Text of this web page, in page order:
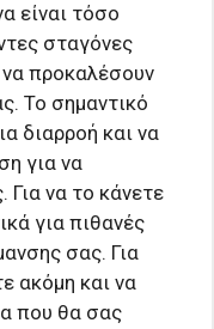
είναι τόσο
σταγόνες
προκαλέσουν
Το σημαντικό
διαρροή και να
για να
να το κάνετε
για πιθανές
σας. Για
ακόμη και να
που θα σας